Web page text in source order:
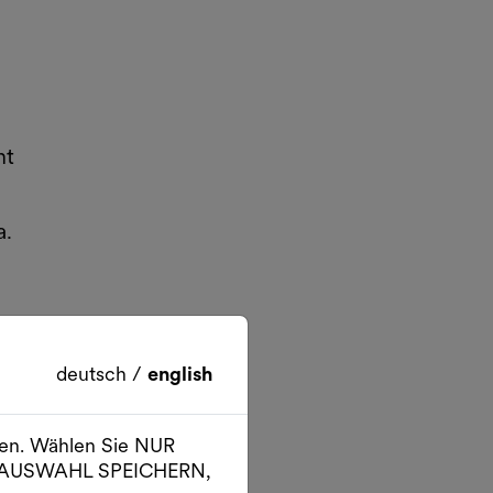
deutsch / english
Wählen Sie NUR
SPEICHERN,